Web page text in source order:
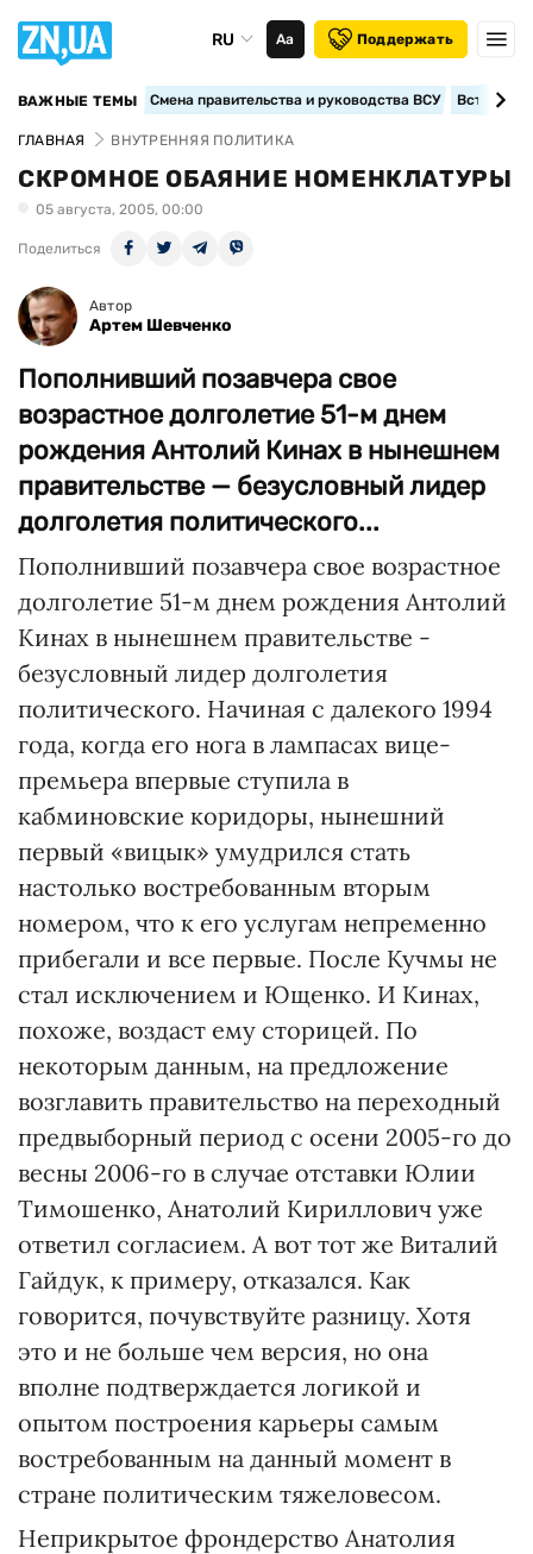
RU Аа Поддержать
ВАЖНЫЕ ТЕМЫ Смена правительства и руководства ВСУ
ГЛАВНАЯ ВНУТРЕННЯЯ ПОЛИТИКА
СКРОМНОЕ ОБАЯНИЕ НОМЕНКЛАТУРЫ
05 августа, 2005, 00:00
Поделиться
Автор
Артем Шевченко
Пополнивший позавчера свое
возрастное долголетие 51-м днем
рождения Антолий Кинах в нынешнем
правительстве — безусловный лидер
долголетия политического...
Пополнивший позавчера свое возрастное
долголетие 51-м днем рождения Антолий
Кинах в нынешнем правительстве -
безусловный лидер долголетия
политического. Начиная с далекого 1994
года, когда его нога в лампасах вице-
премьера впервые ступила в
кабминовские коридоры, нынешний
первый «вицык» умудрился стать
настолько востребованным вторым
номером, что к его услугам непременно
прибегали и все первые. После Кучмы не
стал исключением и Ющенко. И Кинах,
похоже, воздаст ему сторицей. По
некоторым данным, на предложение
возглавить правительство на переходный
предвыборный период с осени 2005-го до
весны 2006-го в случае отставки Юлии
Тимошенко, Анатолий Кириллович уже
ответил согласием. А вот тот же Виталий
Гайдук, к примеру, отказался. Как
говорится, почувствуйте разницу. Хотя
это и не больше чем версия, но она
вполне подтверждается логикой и
опытом построения карьеры самым
востребованным на данный момент в
стране политическим тяжеловесом.
Неприкрытое фрондерство Анатолия